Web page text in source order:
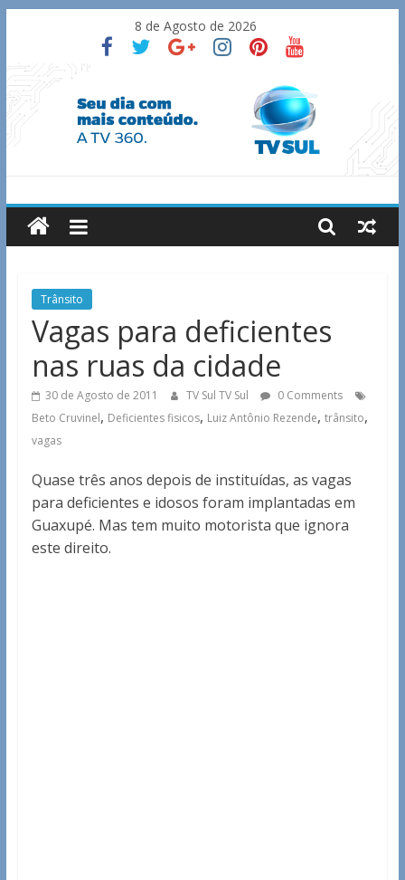
content
8 de Agosto de 2026
TV
Sul
Notícias
de
Guaxupé
região.
Trânsito
Vagas para deficientes
nas ruas da cidade
30 de Agosto de 2011 TV Sul TV Sul
0 Comments
Beto Cruvinel, Deficientes fisicos, Luiz Antônio Rezende, trânsito,
vagas
Quase três anos depois de instituídas, as vagas
para deficientes e idosos foram implantadas em
Guaxupé. Mas tem muito motorista que ignora
este direito.